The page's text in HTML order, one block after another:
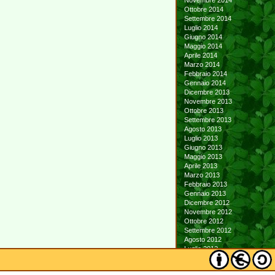
Ottobre 2014
Settembre 2014
Luglio 2014
Giugno 2014
Maggio 2014
Aprile 2014
Marzo 2014
Febbraio 2014
Gennaio 2014
Dicembre 2013
Novembre 2013
Ottobre 2013
Settembre 2013
Agosto 2013
Luglio 2013
Giugno 2013
Maggio 2013
Aprile 2013
Marzo 2013
Febbraio 2013
Gennaio 2013
Dicembre 2012
Novembre 2012
Ottobre 2012
Settembre 2012
Agosto 2012
Luglio 2012
Giugno 2012
Maggio 2012